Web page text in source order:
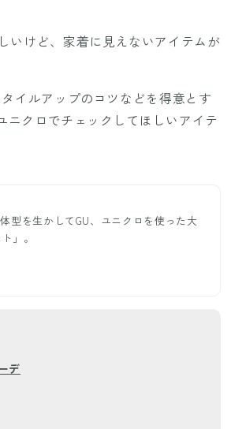
いけど、家着に見えないアイテムが
イルアップのコツなどを得意とす
ニクロでチェックしてほしいアイテ
型を生かしてGU、ユニクロを使った大
」。
デ